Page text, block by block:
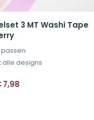
3 MT Washi Tape
alle designs
7,98